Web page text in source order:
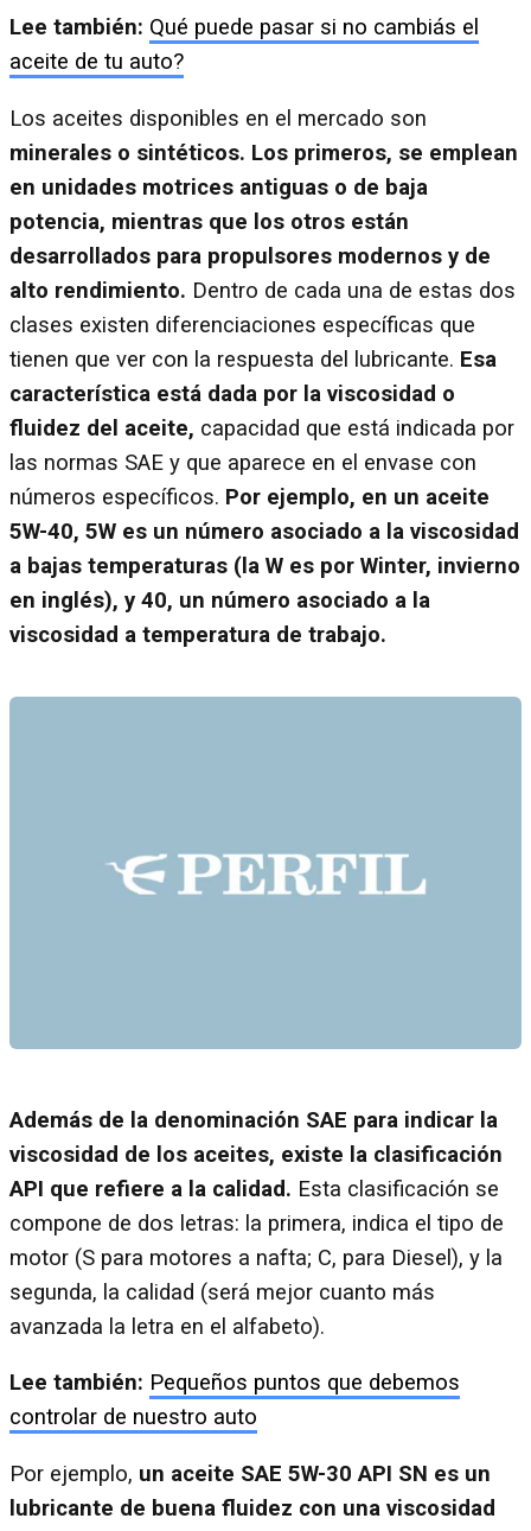
Lee también: Qué puede pasar si no cambiás el
aceite de tu auto?
Los aceites disponibles en el mercado son
minerales o sintéticos. Los primeros, se emplean
en unidades motrices antiguas o de baja
potencia, mientras que los otros están
desarrollados para propulsores modernos y de
alto rendimiento. Dentro de cada una de estas dos
clases existen diferenciaciones específicas que
tienen que ver con la respuesta del lubricante. Esa
característica está dada por la viscosidad o
fluidez del aceite, capacidad que está indicada por
las normas SAE y que aparece en el envase con
números específicos. Por ejemplo, en un aceite
5W-40, 5W es un número asociado a la viscosidad
a bajas temperaturas (la W es por Winter, invierno
en inglés), y 40, un número asociado a la
viscosidad a temperatura de trabajo.
Además de la denominación SAE para indicar la
viscosidad de los aceites, existe la clasificación
API que refiere a la calidad. Esta clasificación se
compone de dos letras: la primera, indica el tipo de
motor (S para motores a nafta; C, para Diesel), y la
segunda, la calidad (será mejor cuanto más
avanzada la letra en el alfabeto).
Lee también: Pequeños puntos que debemos
controlar de nuestro auto
Por ejemplo, un aceite SAE 5W-30 API SN es un
lubricante de buena fluidez con una viscosidad